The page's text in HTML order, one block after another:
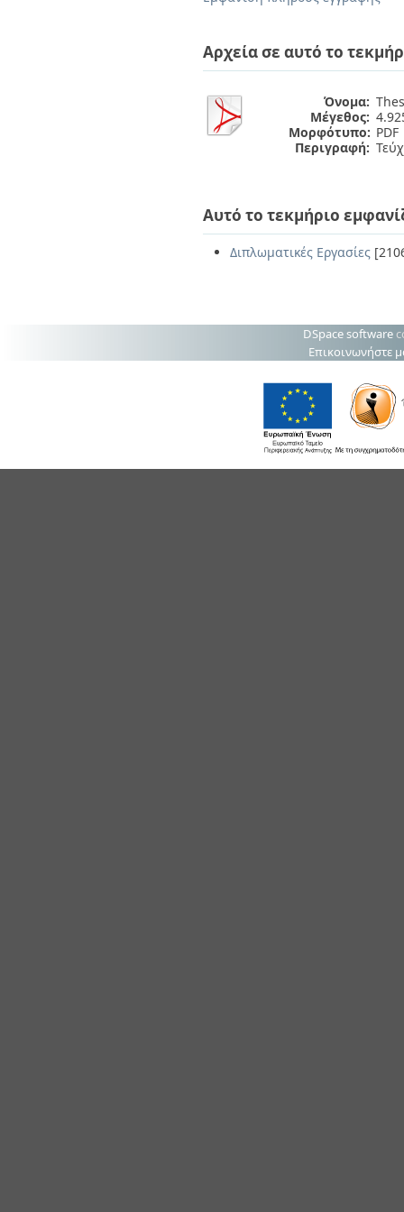
Αρχεία σε αυτό το
Όνομα:
Μέγεθος:
Μορφότυπο: PDF
Περιγραφή:
Αυτό το τεκμήριο
Διπλωματικές Εργασίες
DSpace software
Επικοινωνήστε